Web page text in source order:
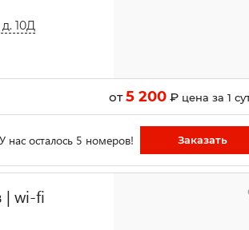
10Д
от5 200₽ цена за 1
У нас осталось 5 номеров! Заказать
| wi-fi